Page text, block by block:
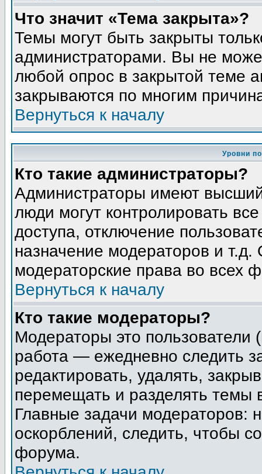
Что значит «Тема закрыта»?
Темы могут быть закрыты
администраторами. Вы не
любой опрос в закрытой теме
закрываются по многим
Вернуться к началу
Уровни
Кто такие администраторы?
Администраторы имеют
люди могут контролировать
доступа, отключение
назначение модераторов и
модераторские права во всех
Вернуться к началу
Кто такие модераторы?
Модераторы это пользователи
работа — ежедневно следить
редактировать, удалять,
перемещать и разделять темы
Главные задачи модераторов:
оскорблений, следить, чтобы
форума.